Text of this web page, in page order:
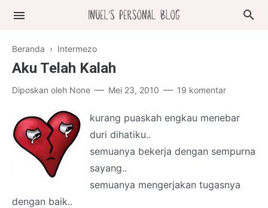
Beranda › Intermezo
Aku Telah Kalah
Diposkan oleh None Mei 23, 2010 19 komentar
kurang puaskah engkau menebar
duri dihatiku..
semuanya bekerja dengan sempurna
sayang..
semuanya mengerjakan tugasnya
dengan baik..